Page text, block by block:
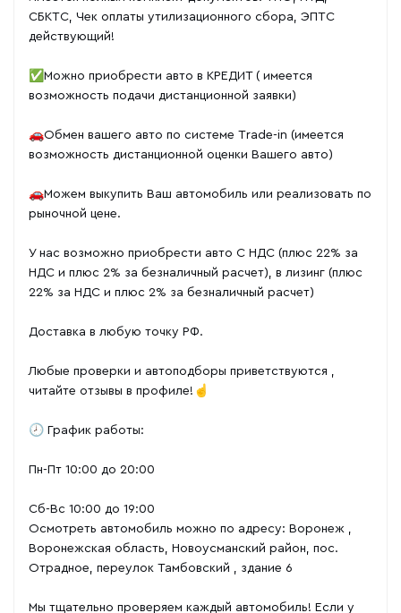
СБКТС, Чек оплаты утилизационного сбора, ЭПТС
действующий!
✅Можно приобрести авто в КРЕДИТ ( имеется
возможность подачи дистанционной заявки)
🚗Обмен вашего авто по системе Тrаdе-in (имеется
возможность дистанционной оценки Вашего авто)
🚗Можем выкупить Ваш автомобиль или реализовать по
рыночной цене.
У нас возможно приобрести авто С НДС (плюс 22% за
НДС и плюс 2% за безналичный расчет), в лизинг (плюс
22% за НДС и плюс 2% за безналичный расчет)
Доставка в любую точку РФ.
Любые проверки и автоподборы приветствуются ,
читайте отзывы в профиле!☝️
🕗 График работы:
Пн-Пт 10:00 до 20:00
Сб-Вс 10:00 до 19:00
Осмотреть автомобиль можно по адресу: Воронеж ,
Воронежская область, Новоусманский район, пос.
Отрадное, переулок Тамбовский , здание 6
Мы тщательно проверяем каждый автомобиль! Если у